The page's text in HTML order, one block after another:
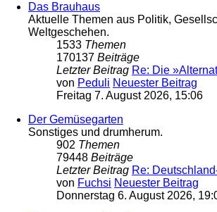
Das Brauhaus
Aktuelle Themen aus Politik,
Weltgeschehen.
1533 Themen
170137 Beiträge
Letzter Beitrag Re: Die
von Peduli Neuester Beitrag
Freitag 7. August 2026, 15:06
Der Gemüsegarten
Sonstiges und drumherum.
902 Themen
79448 Beiträge
Letzter Beitrag Re:
von Fuchsi Neuester Beitrag
Donnerstag 6. August 2026,